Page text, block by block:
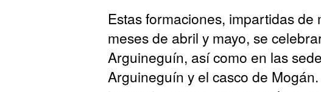
Estas formaciones, impartidas
meses de abril y mayo, se
Arguineguín, así como en las
Arguineguín y el casco de